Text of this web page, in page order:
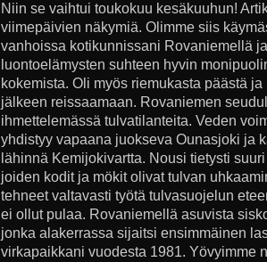
Niin se vaihtui toukokuu kesäkuuhun!
viimepäivien näkymiä. Olimme siis
vanhoissa kotikunnissani Rovaniemellä
luontoelämysten suhteen hyvin
kokemista. Oli myös riemukasta päästä
jälkeen reissaamaan. Rovaniemen
ihmettelemässä tulvatilanteita. Veden
yhdistyy vapaana juokseva Ounasjoki ja
lähinnä Kemijokivartta. Nousi tietysti
joiden kodit ja mökit olivat tulvan
tehneet valtavasti työtä tulvasuojelun
ei ollut pulaa. Rovaniemellä asuvista
jonka alakerrassa sijaitsi ensimmäinen
virkapaikkani vuodesta 1981. Yövyimme